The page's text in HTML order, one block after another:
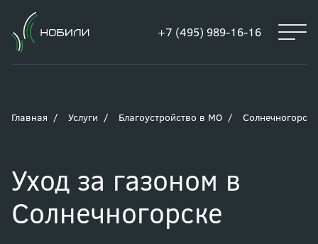
+7 (495) 989-16-16
Главная Услуги Благоустройство в МО Солнечногорск
Уход за газоном в
Солнечногорске